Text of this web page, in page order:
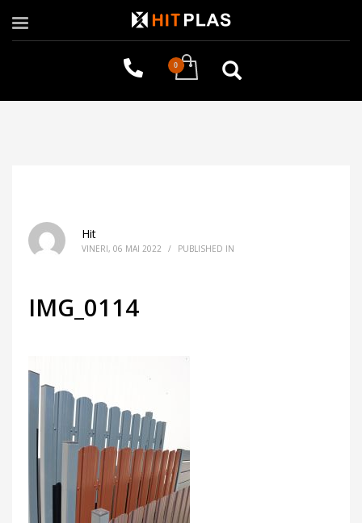
Hit
VINERI, 06 MAI 2022 / PUBLISHED IN
IMG_0114